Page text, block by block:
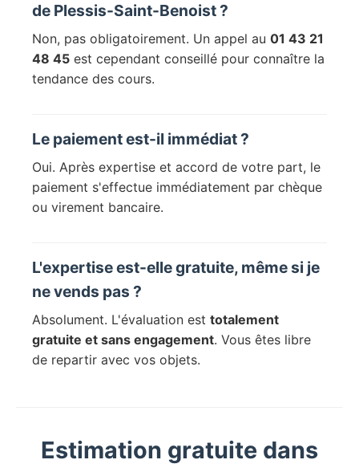
de Plessis-Saint-Benoist ?
Non, pas obligatoirement. Un appel au 01 43 21
48 45 est cependant conseillé pour connaître la
tendance des cours.
Le paiement est-il immédiat ?
Oui. Après expertise et accord de votre part, le
paiement s'effectue immédiatement par chèque
ou virement bancaire.
L'expertise est-elle gratuite, même si je
ne vends pas ?
Absolument. L'évaluation est totalement
gratuite et sans engagement. Vous êtes libre
de repartir avec vos objets.
Estimation gratuite dans